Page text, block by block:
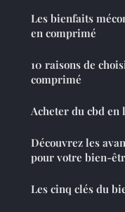
Les bienfaits
en comprimé
10 raisons de
comprimé
Acheter du cbd en
Découvrez les
pour votre bien-
Les cinq clés du